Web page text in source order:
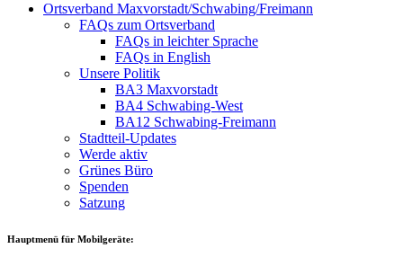
Ortsverband Maxvorstadt/Schwabing/Freimann
FAQs zum Ortsverband
FAQs in leichter Sprache
FAQs in English
Unsere Politik
BA3 Maxvorstadt
BA4 Schwabing-West
BA12 Schwabing-Freimann
Stadtteil-Updates
Werde aktiv
Grünes Büro
Spenden
Satzung
Hauptmenü für Mobilgeräte: